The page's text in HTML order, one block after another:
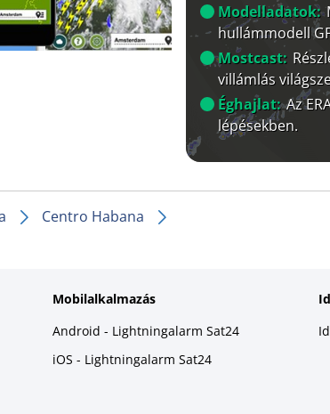
Modelladatok:
hullámmodell
Mostcast:
villámlás
Éghajlat: Az
lépésekben.
Centro Habana
Mobilalkalmazás
Android - Lightningalarm Sat24
iOS - Lightningalarm Sat24